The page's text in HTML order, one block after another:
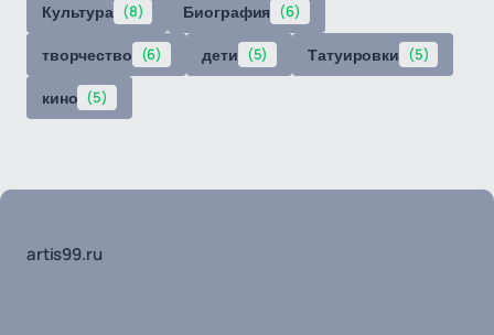
Культура (8) Биография (6)
творчество (6) дети (5) Татуировки (5)
кино (5)
artis99.ru